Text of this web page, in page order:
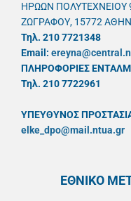
ΗΡΩΩΝ ΠΟΛΥΤΕΧΝΕΙΟΥ
ΖΩΓΡΑΦΟΥ, 15772
Τηλ. 210 7721348
Email:
ΠΛΗΡΟΦΟΡΙΕΣ
Τηλ. 210 7722961
ΥΠΕΥΘYΝΟΣ
elke_dpo@mail.ntua.gr
ΕΘΝΙΚΟ